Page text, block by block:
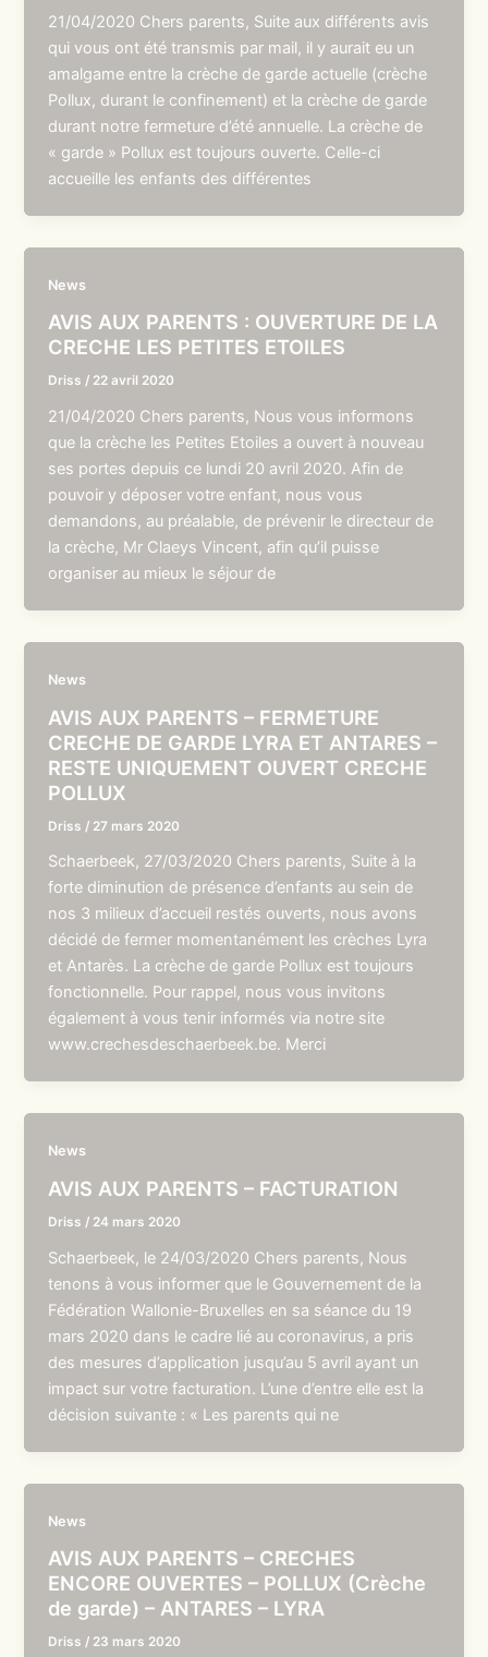
21/04/2020 Chers parents, Suite aux différents avis
qui vous ont été transmis par mail, il y aurait eu un
amalgame entre la crèche de garde actuelle (crèche
Pollux, durant le confinement) et la crèche de garde
durant notre fermeture d’été annuelle. La crèche de
« garde » Pollux est toujours ouverte. Celle-ci
accueille les enfants des différentes
News
AVIS AUX PARENTS : OUVERTURE DE LA
CRECHE LES PETITES ETOILES
Driss / 22 avril 2020
21/04/2020 Chers parents, Nous vous informons
que la crèche les Petites Etoiles a ouvert à nouveau
ses portes depuis ce lundi 20 avril 2020. Afin de
pouvoir y déposer votre enfant, nous vous
demandons, au préalable, de prévenir le directeur de
la crèche, Mr Claeys Vincent, afin qu’il puisse
organiser au mieux le séjour de
News
AVIS AUX PARENTS – FERMETURE
CRECHE DE GARDE LYRA ET ANTARES –
RESTE UNIQUEMENT OUVERT CRECHE
POLLUX
Driss / 27 mars 2020
Schaerbeek, 27/03/2020 Chers parents, Suite à la
forte diminution de présence d’enfants au sein de
nos 3 milieux d’accueil restés ouverts, nous avons
décidé de fermer momentanément les crèches Lyra
et Antarès. La crèche de garde Pollux est toujours
fonctionnelle. Pour rappel, nous vous invitons
également à vous tenir informés via notre site
www.crechesdeschaerbeek.be. Merci
News
AVIS AUX PARENTS – FACTURATION
Driss / 24 mars 2020
Schaerbeek, le 24/03/2020 Chers parents, Nous
tenons à vous informer que le Gouvernement de la
Fédération Wallonie-Bruxelles en sa séance du 19
mars 2020 dans le cadre lié au coronavirus, a pris
des mesures d’application jusqu’au 5 avril ayant un
impact sur votre facturation. L’une d’entre elle est la
décision suivante : « Les parents qui ne
News
AVIS AUX PARENTS – CRECHES
ENCORE OUVERTES – POLLUX (Crèche
de garde) – ANTARES – LYRA
Driss / 23 mars 2020